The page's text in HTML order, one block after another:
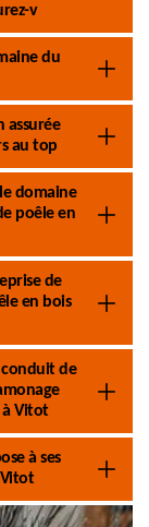
v
du
assurée
au top
domaine
poêle en
de
en bois
de
à Vitot
à ses